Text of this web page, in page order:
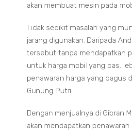
akan membuat mesin pada
Tidak sedikit masalah yang
jarang digunakan. Daripada
tersebut tanpa mendapatkan
untuk harga mobil yang pas,
penawaran harga yang bagus
Gunung Putri.
Dengan menjualnya di Gibran
akan mendapatkan